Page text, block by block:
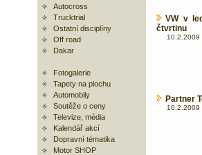
Autocross
Trucktrial
Ostatní disciplíny
Off road
Dakar
Fotogalerie
Tapety na plochu
Automobily
Soutěže o ceny
Televize, média
Kalendář akcí
Dopravní tématika
Motor SHOP
VW v
čtvrtinu
10.2.2009
Partner
10.2.2009